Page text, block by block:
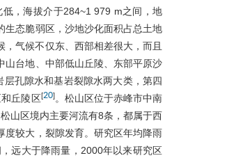
低，海拔介于284~1 979 m之间，地
生态脆弱区，沙地沙化面积占总土地
气候不仅东、西部相差很大，而且
山台地、中部低山丘陵、东部平原沙
孔隙水和基岩裂隙水两大类，第四
丘陵区[20]。松山区位于赤峰市中南
山区境内主要河流有8条，都属于西
度较大，裂隙发育。研究区年均降雨
远大于降雨量，2000年以来研究区